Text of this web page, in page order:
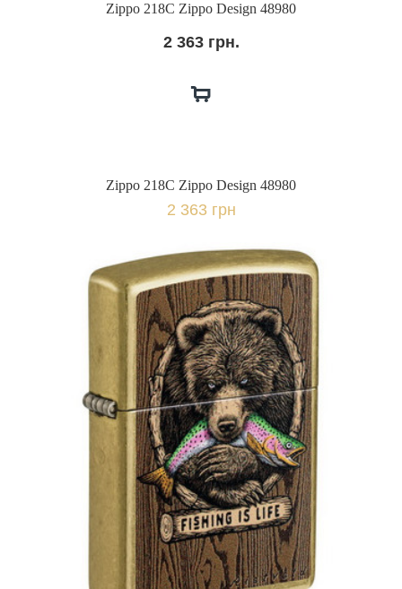
Zippo 218C Zippo Design 48980
2 363 грн.
Zippo 218C Zippo Design 48980
2 363 грн